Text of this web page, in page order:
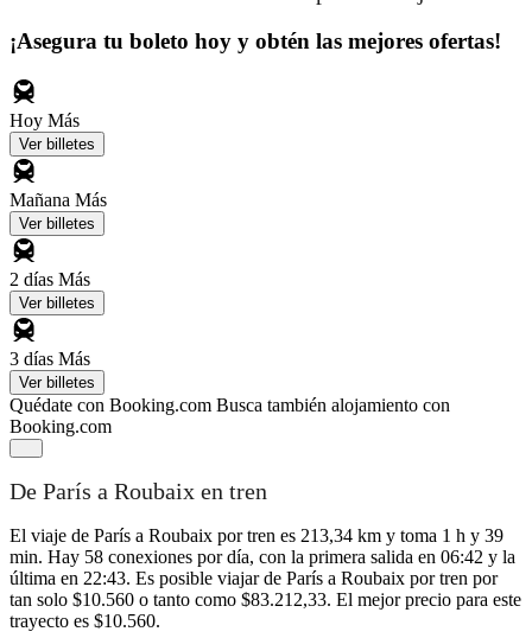
¡Asegura tu boleto hoy y obtén las mejores ofertas!
Hoy Más
Ver billetes
Mañana Más
Ver billetes
2 días Más
Ver billetes
3 días Más
Ver billetes
Quédate con Booking.com Busca también alojamiento con
Booking.com
De París a Roubaix en tren
El viaje de París a Roubaix por tren es 213,34 km y toma 1 h y 39
min. Hay 58 conexiones por día, con la primera salida en 06:42 y la
última en 22:43. Es posible viajar de París a Roubaix por tren por
tan solo $10.560 o tanto como $83.212,33. El mejor precio para este
trayecto es $10.560.